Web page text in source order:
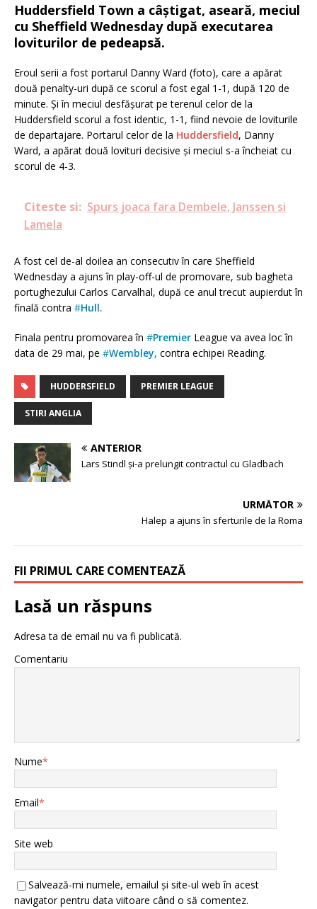
Huddersfield Town a câștigat, aseară, meciul
cu Sheffield Wednesday după executarea
loviturilor de pedeapsă.
Eroul serii a fost portarul Danny Ward (foto), care a apărat
două penalty-uri după ce scorul a fost egal 1-1, după 120 de
minute. Și în meciul desfășurat pe terenul celor de la
Huddersfield scorul a fost identic, 1-1, fiind nevoie de loviturile
de departajare. Portarul celor de la Huddersfield, Danny
Ward, a apărat două lovituri decisive și meciul s-a încheiat cu
scorul de 4-3.
Citeste si: Spurs joaca fara Dembele, Janssen si
Lamela
A fost cel de-al doilea an consecutiv în care Sheffield
Wednesday a ajuns în play-off-ul de promovare, sub bagheta
portughezului Carlos Carvalhal, după ce anul trecut aupierdut în
finală contra #Hull.
Finala pentru promovarea în #Premier League va avea loc în
data de 29 mai, pe #Wembley, contra echipei Reading.
HUDDERSFIELD PREMIER LEAGUE
STIRI ANGLIA
ANTERIOR
Lars Stindl și-a prelungit contractul cu Gladbach
URMĂTOR
Halep a ajuns în sferturile de la Roma
FII PRIMUL CARE COMENTEAZĂ
Lasă un răspuns
Adresa ta de email nu va fi publicată.
Comentariu
Nume*
Email*
Site web
Salvează-mi numele, emailul și site-ul web în acest
navigator pentru data viitoare când o să comentez.